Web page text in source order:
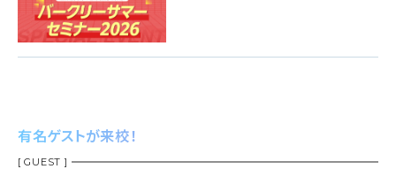
有名ゲストが来校！
[ GUEST ]